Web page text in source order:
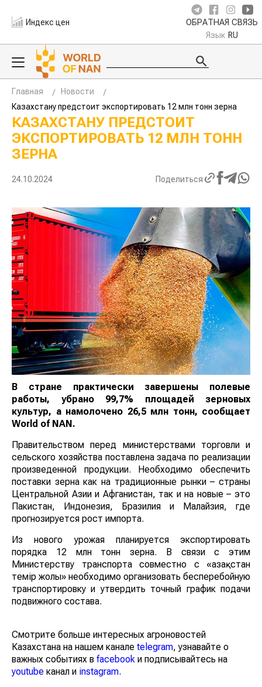
Индекс цен ОБРАТНАЯ СВЯЗЬ
Язык RU
Главная
Новости
Казахстану предстоит экспортировать 12 млн тонн зерна
КАЗАХСТАНУ ПРЕДСТОИТ
ЭКСПОРТИРОВАТЬ 12 МЛН ТОНН
ЗЕРНА
24.10.2024 Поделиться
В стране практически завершены полевые
работы, убрано 99,7% площадей зерновых
культур, а намолочено 26,5 млн тонн, сообщает
World of NAN .
Правительством перед министерствами торговли и
сельского хозяйства поставлена задача по реализации
произведенной продукции. Необходимо обеспечить
поставки зерна как на традиционные рынки – страны
Центральной Азии и Афганистан, так и на новые – это
Пакистан, Индонезия, Бразилия и Малайзия, где
прогнозируется рост импорта.
Из нового урожая планируется экспортировать
порядка 12 млн тонн зерна. В связи с этим
Министерству транспорта совместно с «Қазақстан
темір жолы» необходимо организовать бесперебойную
транспортировку и утвердить точный график подачи
подвижного состава.
Смотрите больше интересных агроновостей
Казахстана на нашем канале telegram, узнавайте о
важных событиях в facebook и подписывайтесь на
youtube канал и instagram.